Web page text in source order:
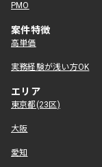
PMO
案件特徴
高単価
実務経験が浅い方OK
エリア
東京都(23区)
大阪
愛知